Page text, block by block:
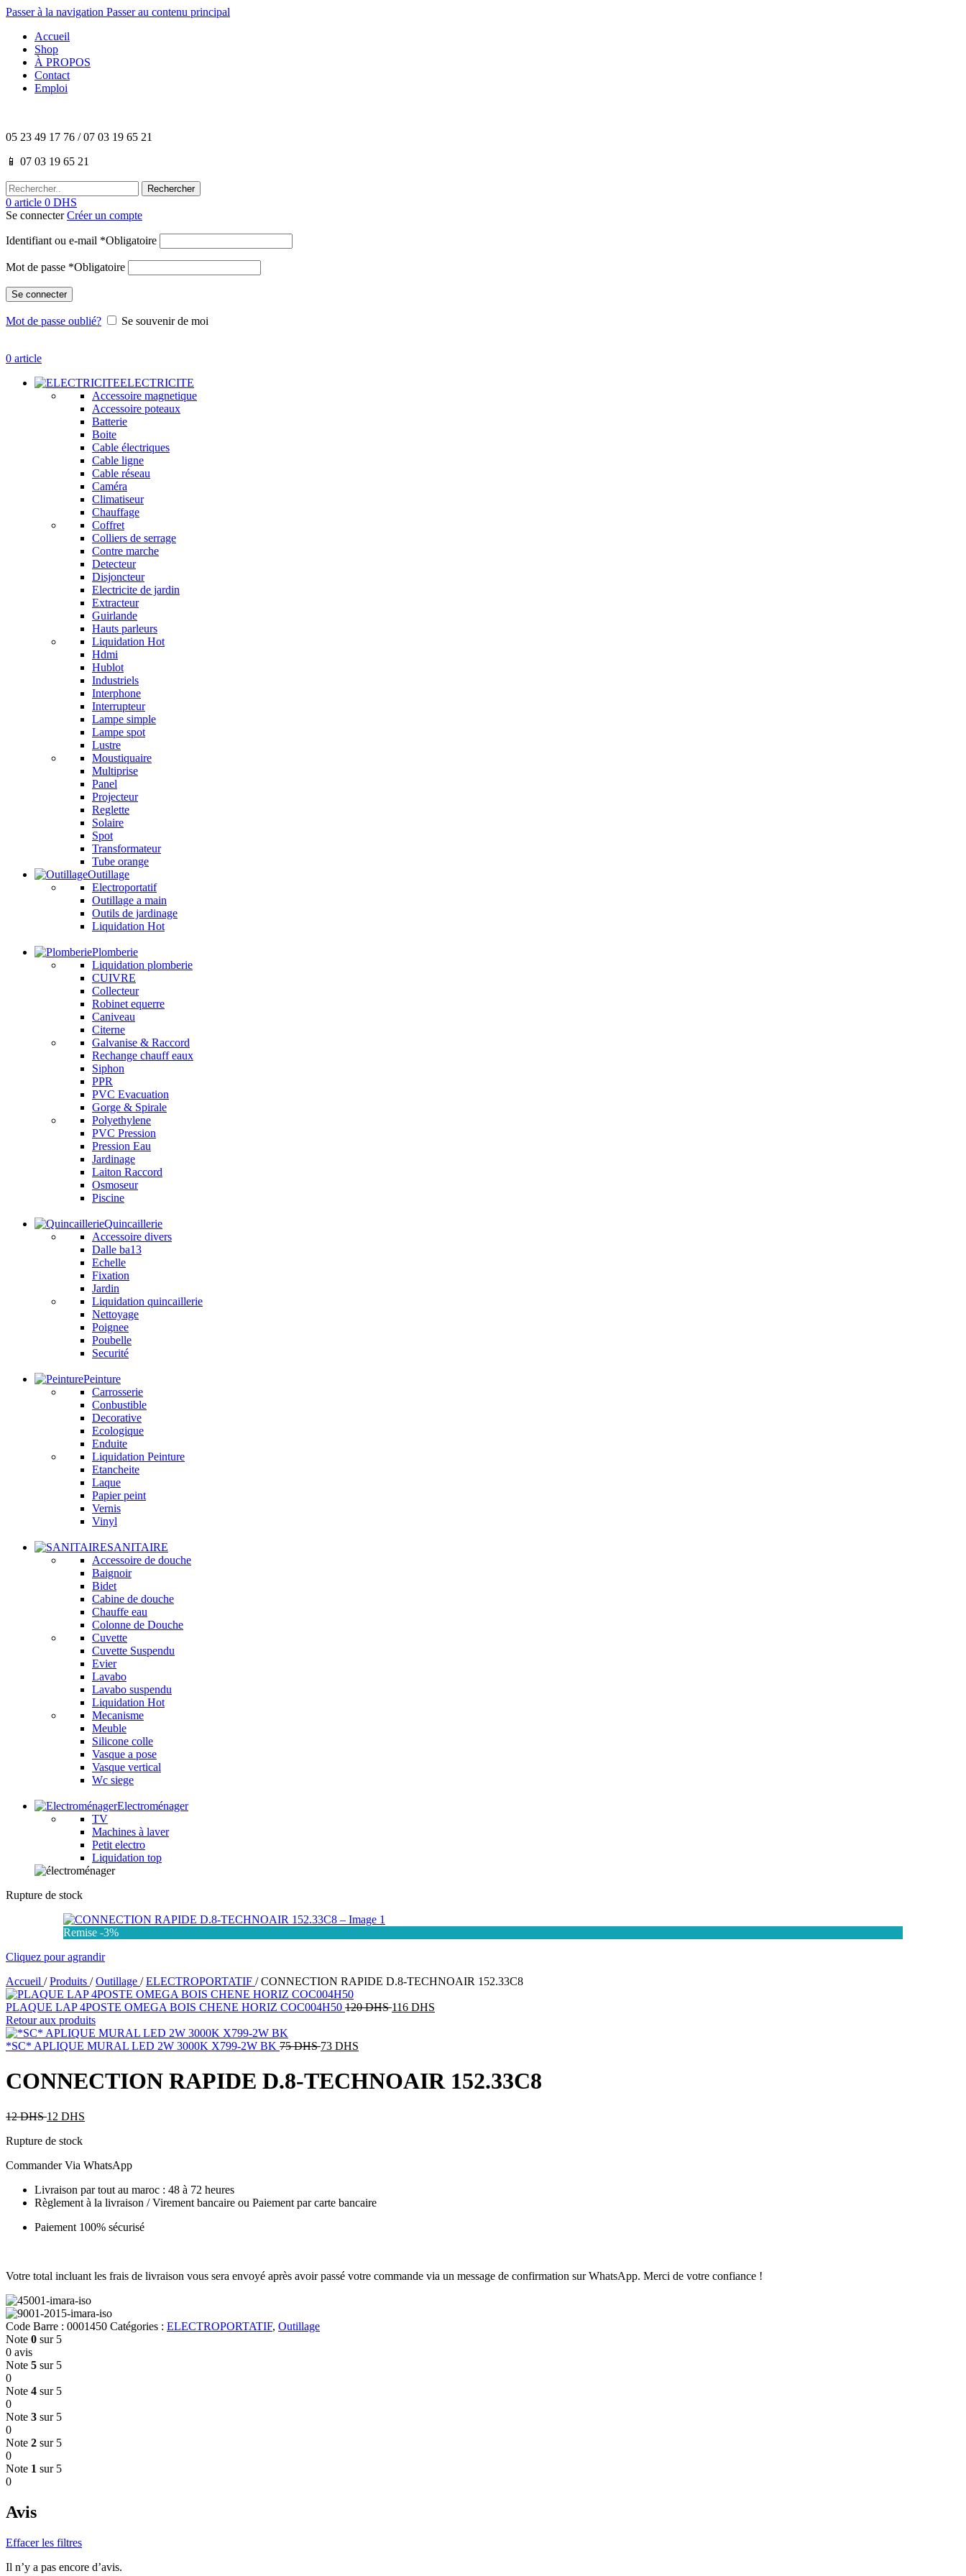
Passer à la navigation Passer au contenu principal
Accueil
Shop
À PROPOS
Contact
Emploi
05 23 49 17 76 / 07 03 19 65 21
📱 07 03 19 65 21
Rechercher
0 article 0 DHS
Se connecterCréer un compte
Identifiant ou e-mail *Obligatoire
Mot de passe *Obligatoire
Se connecter
Mot de passe oublié? Se souvenir de moi
0 article
ELECTRICITE
Accessoire magnetique
Accessoire poteaux
Batterie
Boite
Cable électriques
Cable ligne
Cable réseau
Caméra
Climatiseur
Chauffage
Coffret
Colliers de serrage
Contre marche
Detecteur
Disjoncteur
Electricite de jardin
Extracteur
Guirlande
Hauts parleurs
Liquidation Hot
Hdmi
Hublot
Industriels
Interphone
Interrupteur
Lampe simple
Lampe spot
Lustre
Moustiquaire
Multiprise
Panel
Projecteur
Reglette
Solaire
Spot
Transformateur
Tube orange
Outillage
Electroportatif
Outillage a main
Outils de jardinage
Liquidation Hot
Plomberie
Liquidation plomberie
CUIVRE
Collecteur
Robinet equerre
Caniveau
Citerne
Galvanise & Raccord
Rechange chauff eaux
Siphon
PPR
PVC Evacuation
Gorge & Spirale
Polyethylene
PVC Pression
Pression Eau
Jardinage
Laiton Raccord
Osmoseur
Piscine
Quincaillerie
Accessoire divers
Dalle ba13
Echelle
Fixation
Jardin
Liquidation quincaillerie
Nettoyage
Poignee
Poubelle
Securité
Peinture
Carrosserie
Conbustible
Decorative
Ecologique
Enduite
Liquidation Peinture
Etancheite
Laque
Papier peint
Vernis
Vinyl
SANITAIRE
Accessoire de douche
Baignoir
Bidet
Cabine de douche
Chauffe eau
Colonne de Douche
Cuvette
Cuvette Suspendu
Evier
Lavabo
Lavabo suspendu
Liquidation Hot
Mecanisme
Meuble
Silicone colle
Vasque a pose
Vasque vertical
Wc siege
Electroménager
TV
Machines à laver
Petit electro
Liquidation top
Rupture de stock
Remise -3%
Cliquez pour agrandir
Accueil / Produits / Outillage / ELECTROPORTATIF / CONNECTION RAPIDE D.8-TECHNOAIR 152.33C8
PLAQUE LAP 4POSTE OMEGA BOIS CHENE HORIZ COC004H50 120DHS 116 DHS
Retour aux produits
*SC* APLIQUE MURAL LED 2W 3000K X799-2W BK 75DHS 73 DHS
CONNECTION RAPIDE D.8-TECHNOAIR 152.33C8
12DHS 12 DHS
Rupture de stock
Commander Via WhatsApp
Livraison par tout au maroc : 48 à 72 heures
Règlement à la livraison / Virement bancaire ou Paiement par carte bancaire
Paiement 100% sécurisé
Votre total incluant les frais de livraison vous sera envoyé après avoir passé votre commande via un message de confirmation sur WhatsApp. Merci de votre confiance !
Code Barre : 0001450 Catégories : ELECTROPORTATIF, Outillage
Note 0 sur 5
0 avis
Note 5 sur 5
0
Note 4 sur 5
0
Note 3 sur 5
0
Note 2 sur 5
0
Note 1 sur 5
0
Avis
Effacer les filtres
Il n’y a pas encore d’avis.